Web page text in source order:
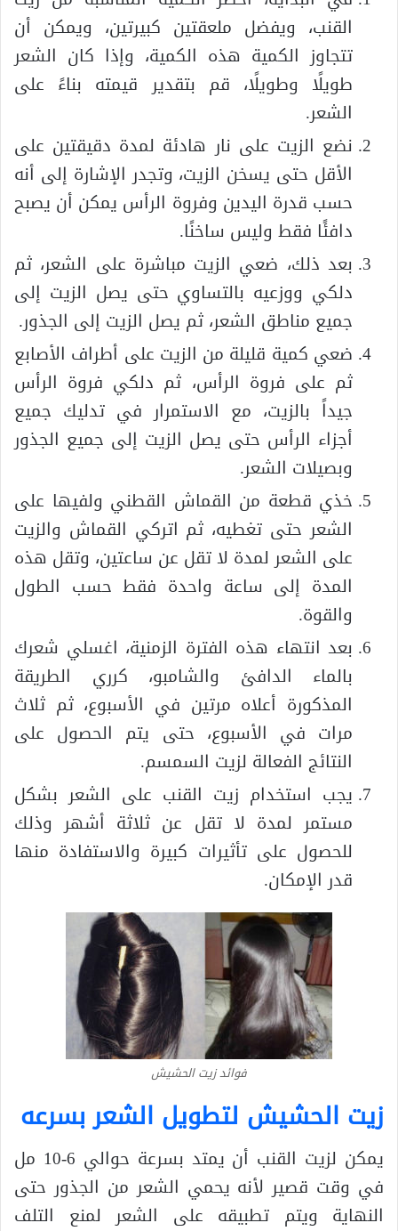
القنب، ويفضل ملعقتين كبيرتين، ويمكن أن
تتجاوز الكمية هذه الكمية، وإذا كان الشعر
طويلًا وطويلًا، قم بتقدير قيمته بناءً على
الشعر.
نضع الزيت على نار هادئة لمدة دقيقتين على
الأقل حتى يسخن الزيت، وتجدر الإشارة إلى أنه
حسب قدرة اليدين وفروة الرأس يمكن أن يصبح
دافئًا فقط وليس ساخنًا.
بعد ذلك، ضعي الزيت مباشرة على الشعر، ثم
دلكي ووزعيه بالتساوي حتى يصل الزيت إلى
جميع مناطق الشعر، ثم يصل الزيت إلى الجذور.
ضعي كمية قليلة من الزيت على أطراف الأصابع
ثم على فروة الرأس، ثم دلكي فروة الرأس
جيداً بالزيت، مع الاستمرار في تدليك جميع
أجزاء الرأس حتى يصل الزيت إلى جميع الجذور
وبصيلات الشعر.
خذي قطعة من القماش القطني ولفيها على
الشعر حتى تغطيه، ثم اتركي القماش والزيت
على الشعر لمدة لا تقل عن ساعتين، وتقل هذه
المدة إلى ساعة واحدة فقط حسب الطول
والقوة.
بعد انتهاء هذه الفترة الزمنية، اغسلي شعرك
بالماء الدافئ والشامبو، كرري الطريقة
المذكورة أعلاه مرتين في الأسبوع، ثم ثلاث
مرات في الأسبوع، حتى يتم الحصول على
النتائج الفعالة لزيت السمسم.
يجب استخدام زيت القنب على الشعر بشكل
مستمر لمدة لا تقل عن ثلاثة أشهر وذلك
للحصول على تأثيرات كبيرة والاستفادة منها
قدر الإمكان.
فوائد زيت الحشيش
زيت الحشيش لتطويل الشعر بسرعه
يمكن لزيت القنب أن يمتد بسرعة حوالي 6-10 مل
في وقت قصير لأنه يحمي الشعر من الجذور حتى
النهاية ويتم تطبيقه على الشعر لمنع التلف